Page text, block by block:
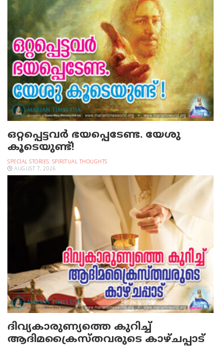
ഒറ്റപ്പെട്ടവര്‍ ഭയപ്പെടേണ്ട. യേശു
കൂടെയുണ്ട്!
SPECIAL STORIES, SPIRITUAL THOUGHTS
AUGUST 7, 2026
ദിവ്യകാരുണ്യത്തെ കുറിച്ച്
ആദിമക്രൈസ്തവരുടെ കാഴ്ചപ്പാട്